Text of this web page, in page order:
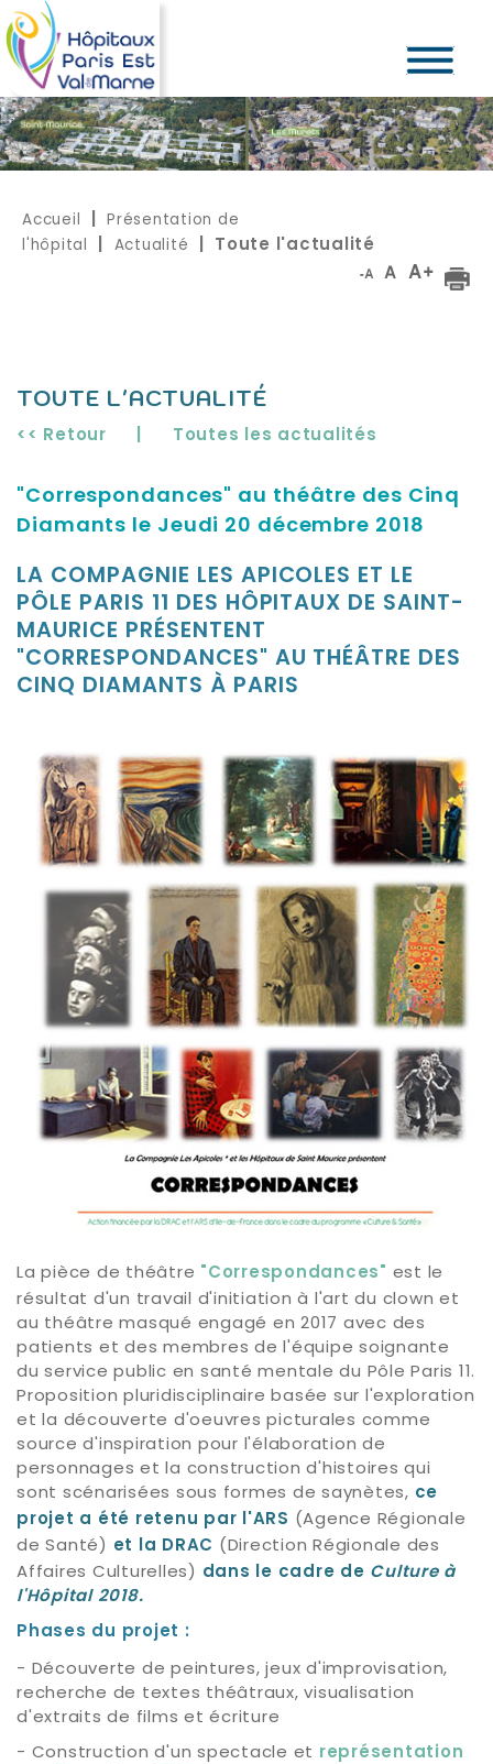
Accueil
Présentation de
l'hôpital
Actualité | Toute l'actualité
TOUTE L'ACTUALITÉ
<< Retour Toutes les actualités
"Correspondances" au théâtre des Cinq
Diamants le Jeudi 20 décembre 2018
LA COMPAGNIE LES APICOLES ET LE
PÔLE PARIS 11 DES HÔPITAUX DE SAINT-
MAURICE PRÉSENTENT
"CORRESPONDANCES" AU THÉÂTRE DES
CINQ DIAMANTS À PARIS
La pièce de théâtre "Correspondances" est le
résultat d'un travail d'initiation à l'art du clown et
au théâtre masqué engagé en 2017 avec des
patients et des membres de l'équipe soignante
du service public en santé mentale du Pôle Paris 11.
Proposition pluridisciplinaire basée sur l'exploration
et la découverte d'oeuvres picturales comme
source d'inspiration pour l'élaboration de
personnages et la construction d'histoires qui
sont scénarisées sous formes de saynètes, ce
projet a été retenu par l'ARS (Agence Régionale
de Santé) et la DRAC (Direction Régionale des
Affaires Culturelles) dans le cadre de Culture à
l'Hôpital 2018.
Phases du projet :
- Découverte de peintures, jeux d'improvisation,
recherche de textes théâtraux, visualisation
d'extraits de films et écriture
- Construction d'un spectacle et représentation